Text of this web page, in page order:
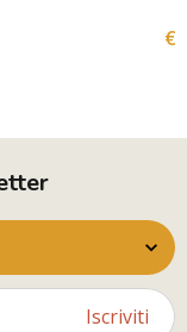
€
Iscriviti